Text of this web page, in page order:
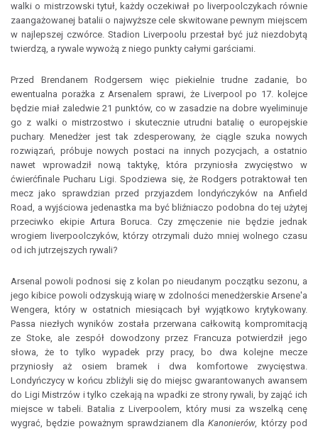
walki o mistrzowski tytuł, każdy oczekiwał po liverpoolczykach równie
zaangażowanej batalii o najwyższe cele skwitowane pewnym miejscem
w najlepszej czwórce. Stadion Liverpoolu przestał być już niezdobytą
twierdzą, a rywale wywożą z niego punkty całymi garściami.
Przed Brendanem Rodgersem więc piekielnie trudne zadanie, bo
ewentualna porażka z Arsenalem sprawi, że Liverpool po 17. kolejce
będzie miał zaledwie 21 punktów, co w zasadzie na dobre wyeliminuje
go z walki o mistrzostwo i skutecznie utrudni batalię o europejskie
puchary. Menedżer jest tak zdesperowany, że ciągle szuka nowych
rozwiązań, próbuje nowych postaci na innych pozycjach, a ostatnio
nawet wprowadził nową taktykę, która przyniosła zwycięstwo w
ćwierćfinale Pucharu Ligi. Spodziewa się, że Rodgers potraktował ten
mecz jako sprawdzian przed przyjazdem londyńczyków na Anfield
Road, a wyjściowa jedenastka ma być bliźniaczo podobna do tej użytej
przeciwko ekipie Artura Boruca. Czy zmęczenie nie będzie jednak
wrogiem liverpoolczyków, którzy otrzymali dużo mniej wolnego czasu
od ich jutrzejszych rywali?
Arsenal powoli podnosi się z kolan po nieudanym początku sezonu, a
jego kibice powoli odzyskują wiarę w zdolności menedżerskie Arsene'a
Wengera, który w ostatnich miesiącach był wyjątkowo krytykowany.
Passa niezłych wyników została przerwana całkowitą kompromitacją
ze Stoke, ale zespół dowodzony przez Francuza potwierdził jego
słowa, że to tylko wypadek przy pracy, bo dwa kolejne mecze
przyniosły aż osiem bramek i dwa komfortowe zwycięstwa.
Londyńczycy w końcu zbliżyli się do miejsc gwarantowanych awansem
do Ligi Mistrzów i tylko czekają na wpadki ze strony rywali, by zająć ich
miejsce w tabeli. Batalia z Liverpoolem, który musi za wszelką cenę
wygrać, będzie poważnym sprawdzianem dlaKanonierów, którzy pod